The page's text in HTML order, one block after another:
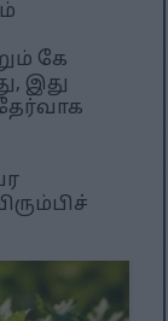
கே
இது